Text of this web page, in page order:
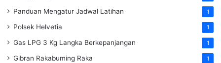
Panduan Mengatur Jadwal Latihan 1
Polsek Helvetia 1
Gas LPG 3 Kg Langka Berkepanjangan 1
Gibran Rakabuming Raka 1